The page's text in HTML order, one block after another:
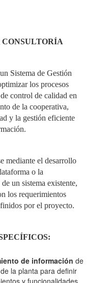
Sistema de Gestión
los procesos
control de calidad en
de la cooperativa,
y la gestión eficiente
mediante el desarrollo
o la
un sistema existente,
los requerimientos
por el proyecto.
de información de
la planta para definir
y funcionalidades